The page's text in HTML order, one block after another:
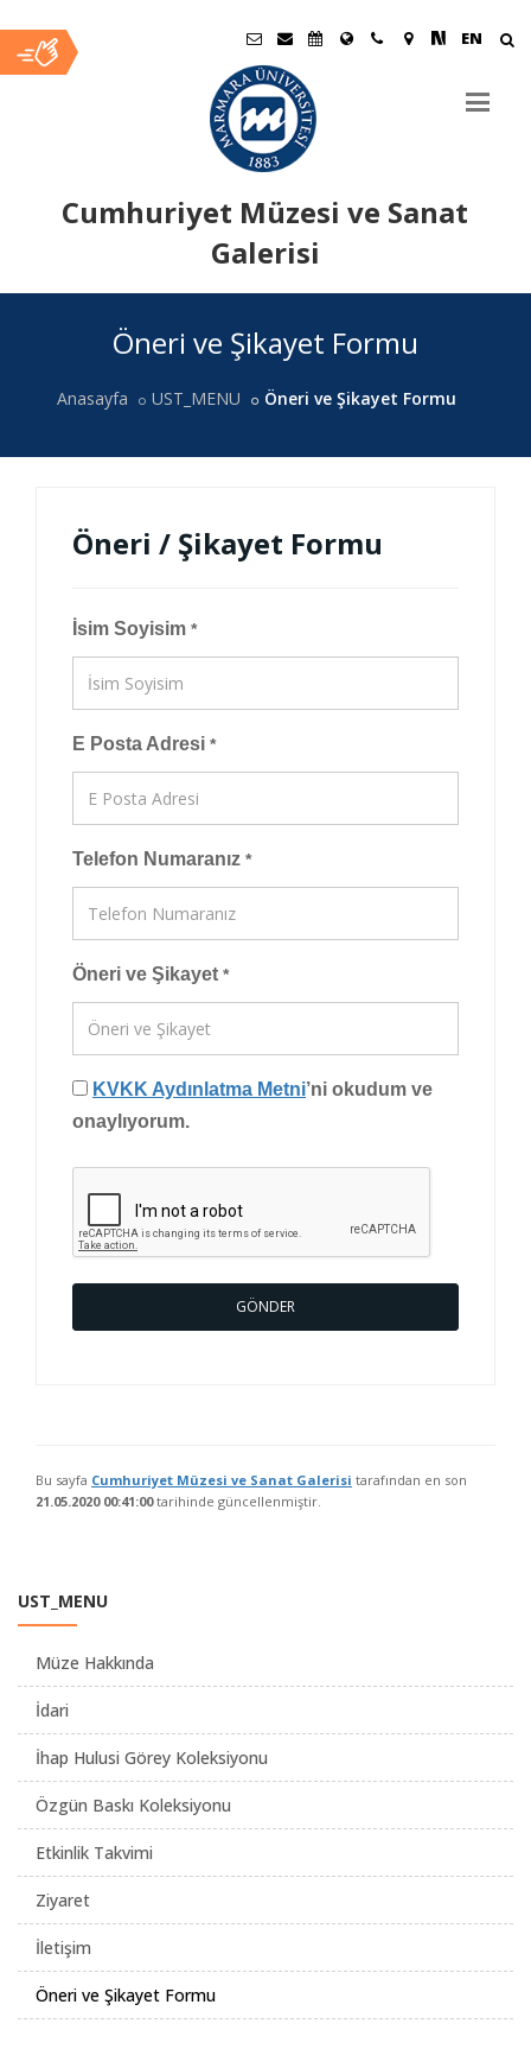
EN
Cumhuriyet Müzesi ve Sanat
Galerisi
Öneri ve Şikayet Formu
Anasayfa UST_MENU Öneri ve Şikayet Formu
Öneri / Şikayet Formu
İsim Soyisim *
E Posta Adresi *
Telefon Numaranız *
Öneri ve Şikayet *
KVKK Aydınlatma Metni’ni okudum ve
onaylıyorum.
GÖNDER
Bu sayfa Cumhuriyet Müzesi ve Sanat Galerisi tarafından en son
21.05.2020 00:41:00tarihinde güncellenmiştir.
UST_MENU
Müze Hakkında
İdari
İhap Hulusi Görey Koleksiyonu
Özgün Baskı Koleksiyonu
Etkinlik Takvimi
Ziyaret
İletişim
Öneri ve Şikayet Formu